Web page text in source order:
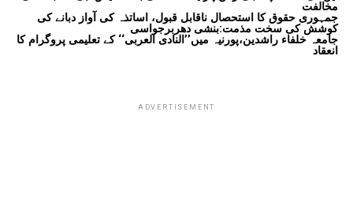
مخالفت
جمہوری حقوق کا استحصال ناقابل قبول، اساتذہ کی آواز دبانے کی
کوشش کی سخت مذمت:بنشی دھربرجواسی
جامعہ خلفاء راشدین،پورنیہ میں’’النادی العربی‘‘ کے تعلیمی پروگرام کا
انعقاد
ADVERTISEMENT